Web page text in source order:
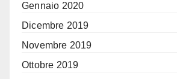
Gennaio 2020
Dicembre 2019
Novembre 2019
Ottobre 2019